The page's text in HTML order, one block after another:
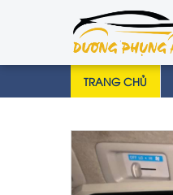
TRANG CHỦ